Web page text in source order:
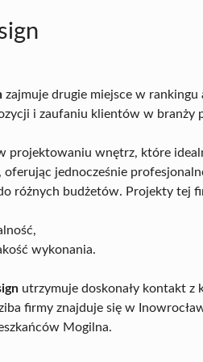
zajmuje drugie miejsce w
i zaufaniu klientów w branży
projektowaniu wnętrz, które
oferując jednocześnie
różnych budżetów. Projekty tej
wykonania.
utrzymuje doskonały kontakt z
firmy znajduje się w
Mogilna.